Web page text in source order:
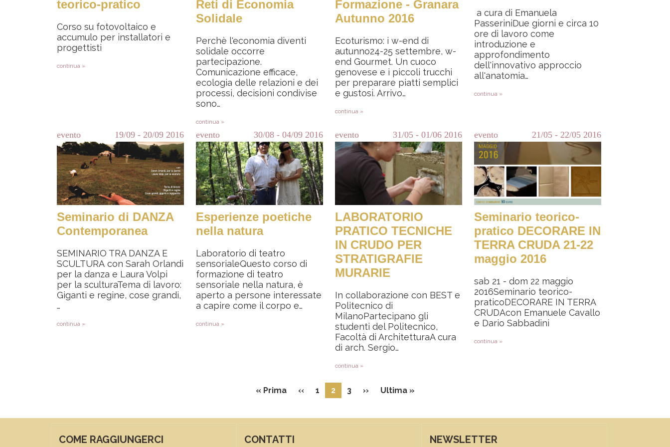
teorico-pratico
Corso su fotovoltaico e
accumulo per installatori e
progettisti
continua »
Reti di Economia
Solidale
Perchè l'economia diventi
solidale occorre
partecipazione.
Comunicazione efficace,
ecologia delle relazioni e dei
processi, decisioni condivise
sono…
continua »
Formazione - Granara
Autunno 2016
Ecoturismo: i w-end di
autunno24-25 settembre, w-
end Gourmet. Un cuoco
genovese e i piccoli trucchi
per preparare piatti semplici
e gustosi. Arrivo…
continua »
a cura di Emanuela
PasseriniDue giorni e circa 10
ore di lavoro come
introduzione e
approfondimento
dell'innovativo approccio
all'anatomia…
continua »
evento 19/09 - 20/09 2016
Seminario di DANZA
Contemporanea
SEMINARIO TRA DANZA E
SCULTURA con Sarah Orlandi
per la danza e Laura Volpi
per la sculturaTema di lavoro:
Giganti e regine, cose grandi,
…
continua »
evento 30/08 - 04/09 2016
Esperienze poetiche
nella natura
Laboratorio di teatro
sensorialeQuesto corso di
formazione di teatro
sensoriale nella natura, è
aperto a persone interessate
a capire come il corpo e…
continua »
evento 31/05 - 01/06 2016
LABORATORIO
PRATICO TECNICHE
IN CRUDO PER
STRATIGRAFIE
MURARIE
In collaborazione con BEST e
Politecnico di
MilanoPartecipano gli
studenti del Politecnico,
Facoltà di ArchitetturaA cura
di arch. Sergio…
continua »
evento 21/05 - 22/05 2016
Seminario teorico-
pratico DECORARE IN
TERRA CRUDA 21-22
maggio 2016
sab 21 - dom 22 maggio
2016Seminario teorico-
praticoDECORARE IN TERRA
CRUDAcon Emanuele Cavallo
e Dario Sabbadini
continua »
« PrimaPrima pagina
‹‹Pagina precedente
1 2 3 ››Pagina successiva
Ultima »Ultima pagina
COME RAGGIUNGERCI CONTATTI NEWSLETTER